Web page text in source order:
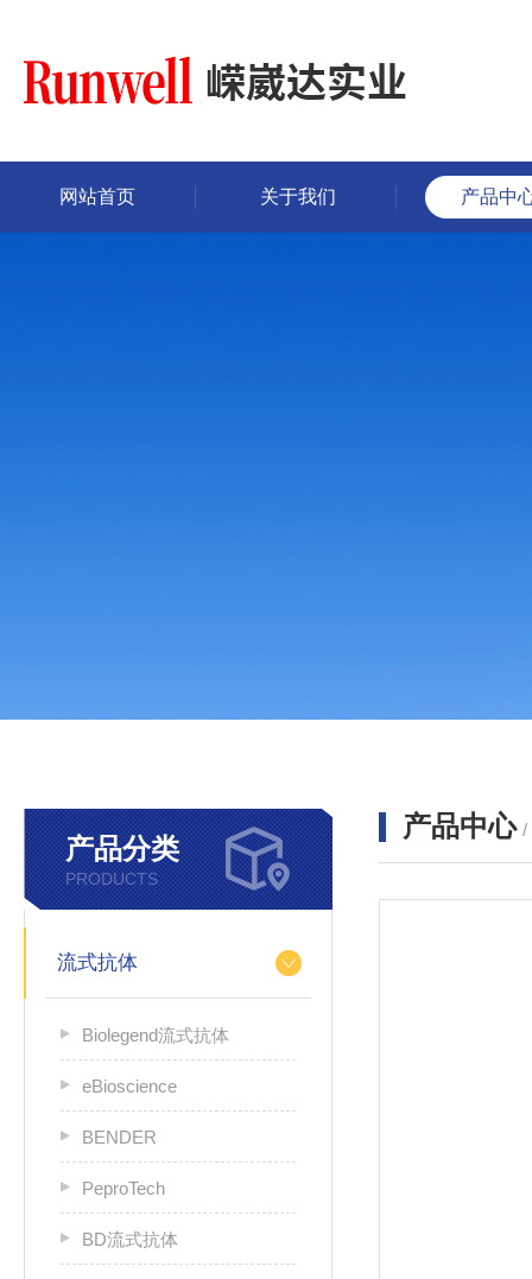
网站首页 关于我们 产品中
产品分类
PRODUCTS
流式抗体
Biolegend流式抗体
eBioscience
BENDER
PeproTech
BD流式抗体
产品中心 /